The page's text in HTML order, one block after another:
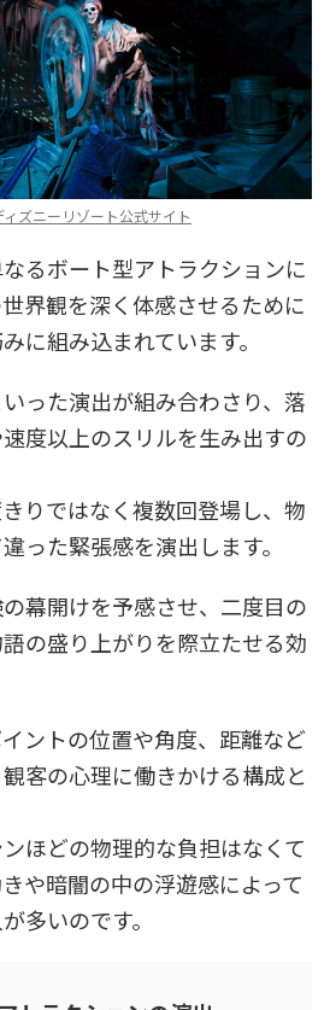
ィズニーリゾート公式サイト
るボート型アトラクションに
界観を深く体感させるために
に組み込まれています。
った演出が組み合わさり、落
度以上のスリルを生み出すの
りではなく複数回登場し、物
った緊張感を演出します。
幕開けを予感させ、二度目の
の盛り上がりを際立たせる効
ントの位置や角度、距離など
客の心理に働きかける構成と
ほどの物理的な負担はなくて
や暗闇の中の浮遊感によって
多いのです。